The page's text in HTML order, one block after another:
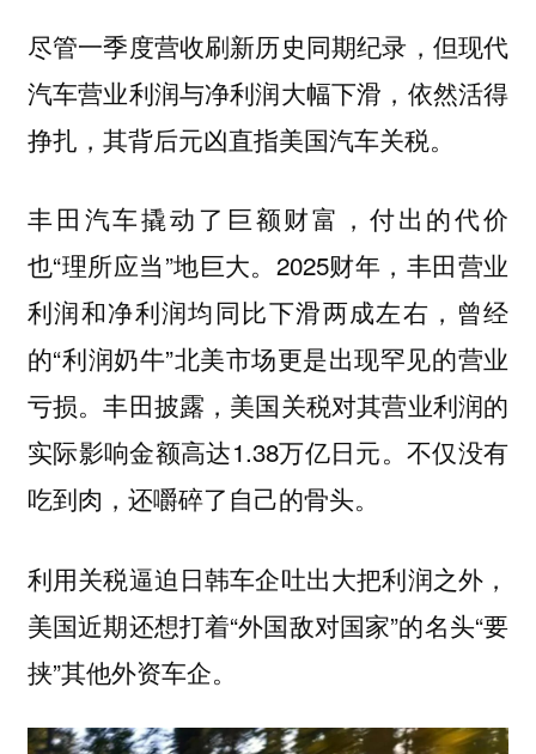
尽管一季度营收刷新历史同期纪录，但现代
汽车营业利润与净利润大幅下滑，依然活得
挣扎，其背后元凶直指美国汽车关税。
丰田汽车撬动了巨额财富，付出的代价
也“理所应当”地巨大。2025财年，丰田营业
利润和净利润均同比下滑两成左右，曾经
的“利润奶牛”北美市场更是出现罕见的营业
亏损。丰田披露，美国关税对其营业利润的
实际影响金额高达1.38万亿日元。不仅没有
吃到肉，还嚼碎了自己的骨头。
利用关税逼迫日韩车企吐出大把利润之外，
美国近期还想打着“外国敌对国家”的名头“要
挟”其他外资车企。